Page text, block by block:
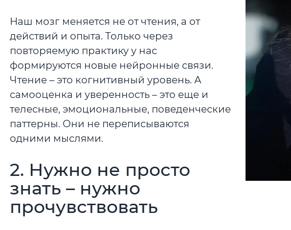
Наш мозг меняется не от чтения, а от
действий и опыта. Только через
повторяемую практику у нас
формируются новые нейронные связи.
Чтение – это когнитивный уровень. А
самооценка и уверенность – это еще и
телесные, эмоциональные, поведенческие
паттерны. Они не переписываются
одними мыслями.
2. Нужно не просто
знать – нужно
прочувствовать